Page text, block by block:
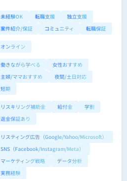
未経験OK 転職支援
独立支援
案件紹介/保証
コミュニティ 転職保証
オンライン
働きながら学べる
女性おすすめ
主婦/ママおすすめ
夜間/土日対応
短期
リスキリング補助金 給付金
学割
返金保証あり
リスティング広告（Google/Yahoo/Microsoft）
SNS（Facebook/Instagram/Meta）
マーケティング戦略
データ分析
実務経験